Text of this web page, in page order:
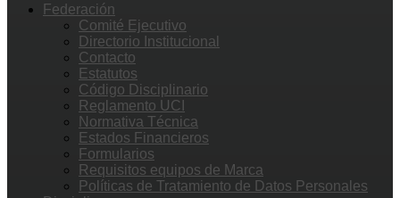
Federación
Comité Ejecutivo
Directorio Institucional
Contacto
Estatutos
Código Disciplinario
Reglamento UCI
Normativa Técnica
Estados Financieros
Formularios
Requisitos equipos de Marca
Políticas de Tratamiento de Datos Personales